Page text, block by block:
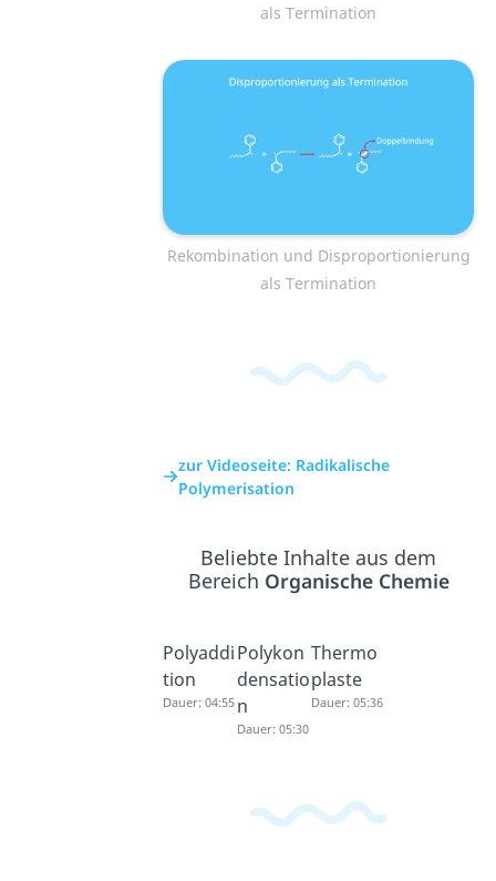
als Termination
Rekombination und Disproportionierung
als Termination
zur Videoseite: Radikalische
Polymerisation
Beliebte Inhalte aus dem
Bereich Organische Chemie
Polyaddi
tion
Dauer: 04:55
Polykon
densatio
n
Dauer: 05:30
Thermo
plaste
Dauer: 05:36